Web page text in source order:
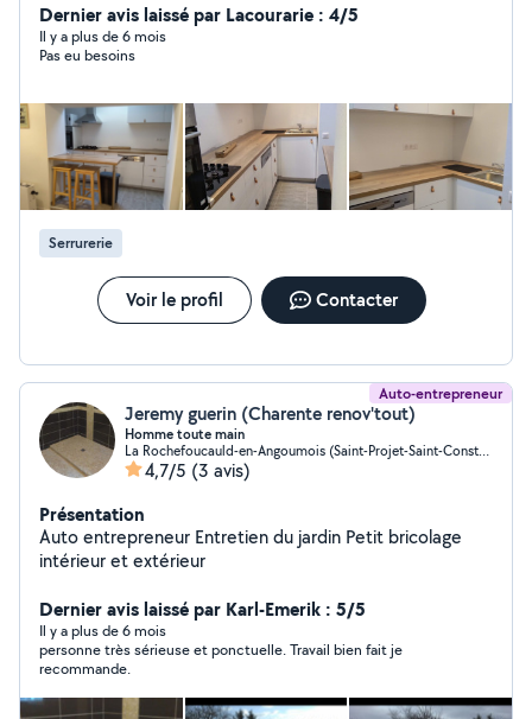
Dernier avis laissé par Lacourarie : 4/5
Il y a plus de 6 mois
Pas eu besoins
Serrurerie
Voir le profil Contacter
Auto-entrepreneur
Jeremy guerin (Charente renov'tout)
Homme toute main
La Rochefoucauld-en-Angoumois (Saint-Projet-Saint-Constant)
4,7/5 (3 avis)
Présentation
Auto entrepreneur Entretien du jardin Petit bricolage
intérieur et extérieur
Dernier avis laissé par Karl-Emerik : 5/5
Il y a plus de 6 mois
personne très sérieuse et ponctuelle. Travail bien fait je
recommande.